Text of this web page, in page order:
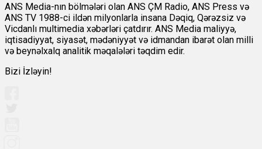
ANS Media-nın bölmələri olan ANS ÇM Radio, ANS Press və
ANS TV 1988-ci ildən milyonlarla insana Dəqiq, Qərəzsiz və
Vicdanlı multimedia xəbərləri çatdırır. ANS Media maliyyə,
iqtisadiyyat, siyasət, mədəniyyət və idmandan ibarət olan milli
və beynəlxalq analitik məqalələri təqdim edir.
Bizi İzləyin!